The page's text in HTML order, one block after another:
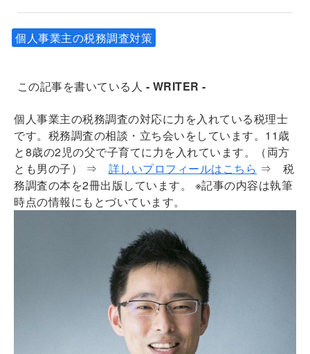
個人事業主の税務調査対策
この記事を書いている人 - WRITER -
個人事業主の税務調査の対応に力を入れている税理士
です。税務調査の相談・立ち会いをしています。11歳
と8歳の2児の父で子育てに力を入れています。（両方
とも男の子）
⇒ 詳しいプロフィールはこちら ⇒ 税
務調査の本を2冊出版しています。 ※記事の内容は執筆
時点の情報にもとづいています。